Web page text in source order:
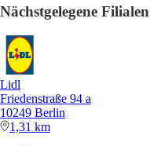
Nächstgelegene Filialen
Lidl
Friedenstraße 94 a
10249 Berlin
1,31 km